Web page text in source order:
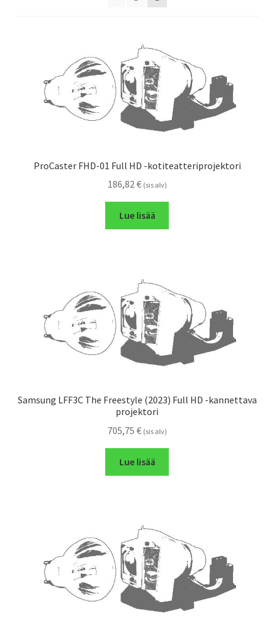
ProCaster FHD-01 Full HD -kotiteatteriprojektori
186,82€ (sis alv)
Lue lisää
Samsung LFF3C The Freestyle (2023) Full HD -kannettava
projektori
705,75 € (sis alv)
Lue lisää